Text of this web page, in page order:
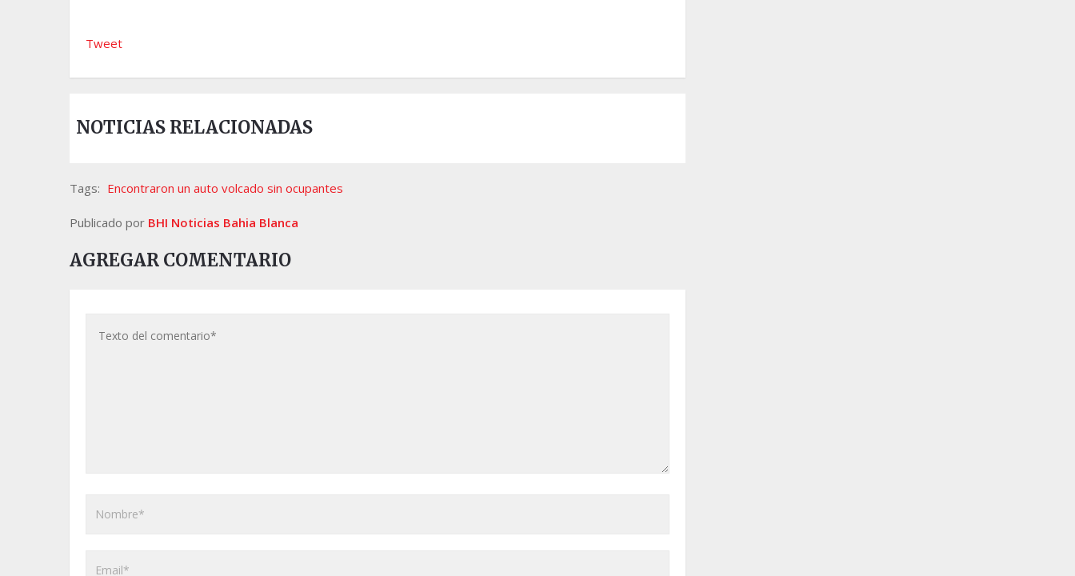
Tweet
NOTICIAS RELACIONADAS
Tags: Encontraron un auto volcado sin ocupantes
Publicado por BHI Noticias Bahia Blanca
AGREGAR COMENTARIO